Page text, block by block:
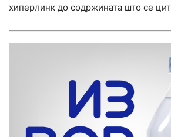
хиперлинк до содржината што се